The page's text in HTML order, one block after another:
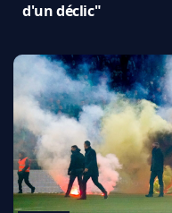
d'un déclic"